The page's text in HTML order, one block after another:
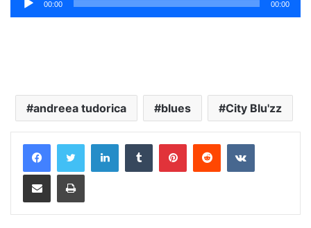
audio
00:00 00:00
andreea tudorica blues City Blu'zz
LinkedInTumblrPinterestRedditVKontakte
Distribuie prin mail Tipărește